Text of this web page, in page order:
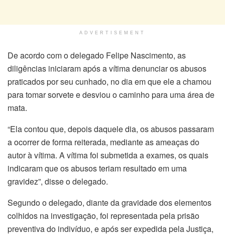
ADVERTISEMENT
De acordo com o delegado Felipe Nascimento, as
diligências iniciaram após a vítima denunciar os abusos
praticados por seu cunhado, no dia em que ele a chamou
para tomar sorvete e desviou o caminho para uma área de
mata.
“Ela contou que, depois daquele dia, os abusos passaram
a ocorrer de forma reiterada, mediante as ameaças do
autor à vítima. A vítima foi submetida a exames, os quais
indicaram que os abusos teriam resultado em uma
gravidez”, disse o delegado.
Segundo o delegado, diante da gravidade dos elementos
colhidos na investigação, foi representada pela prisão
preventiva do indivíduo, e após ser expedida pela Justiça,